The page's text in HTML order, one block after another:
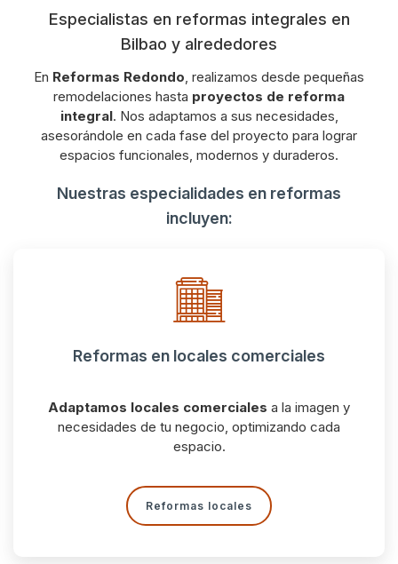
Especialistas en reformas integrales en
Bilbao y alrededores
En Reformas Redondo, realizamos desde pequeñas
remodelaciones hasta proyectos de reforma
integral. Nos adaptamos a sus necesidades,
asesorándole en cada fase del proyecto para lograr
espacios funcionales, modernos y duraderos.
Nuestras especialidades en reformas
incluyen:
Reformas de oficinas
Diseñamos oficinas eficientes, cómodas y
profesionales, listas para mejorar tu productividad.
Reformas oficinas